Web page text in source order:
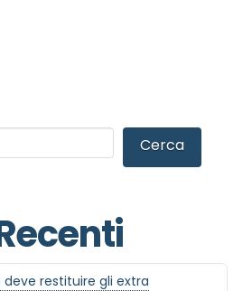
Cerca
restituire gli extra